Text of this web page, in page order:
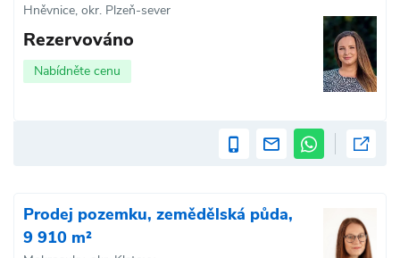
Hněvnice, okr. Plzeň-sever
Rezervováno
Nabídněte cenu
Prodej pozemku, zemědělská půda,
9 910 m²